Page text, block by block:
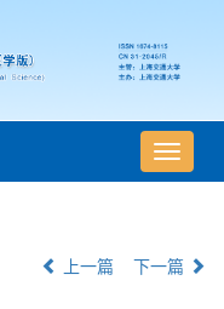
导
航
上一篇 下一篇